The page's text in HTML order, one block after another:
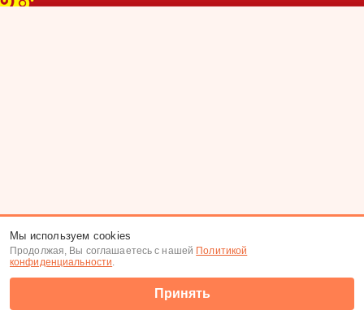
Мы используем cookies
Продолжая, Вы соглашаетесь с нашей Политикой
конфиденциальности.
Принять